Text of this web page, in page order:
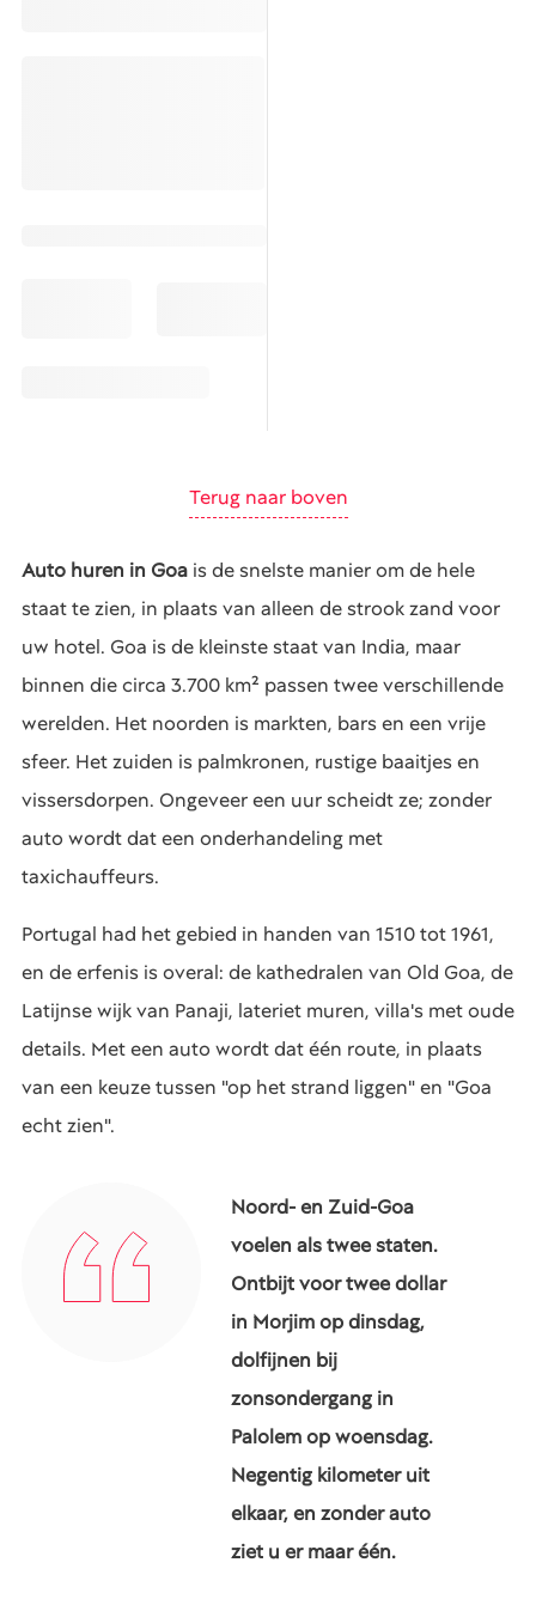
Terug naar boven
Auto huren in Goa is de snelste manier om de hele
staat te zien, in plaats van alleen de strook zand voor
uw hotel. Goa is de kleinste staat van India, maar
binnen die circa 3.700 km² passen twee verschillende
werelden. Het noorden is markten, bars en een vrije
sfeer. Het zuiden is palmkronen, rustige baaitjes en
vissersdorpen. Ongeveer een uur scheidt ze; zonder
auto wordt dat een onderhandeling met
taxichauffeurs.
Portugal had het gebied in handen van 1510 tot 1961,
en de erfenis is overal: de kathedralen van Old Goa, de
Latijnse wijk van Panaji, lateriet muren, villa's met oude
details. Met een auto wordt dat één route, in plaats
van een keuze tussen "op het strand liggen" en "Goa
echt zien".
Noord- en Zuid-Goa
voelen als twee staten.
Ontbijt voor twee dollar
in Morjim op dinsdag,
dolfijnen bij
zonsondergang in
Palolem op woensdag.
Negentig kilometer uit
elkaar, en zonder auto
ziet u er maar één.